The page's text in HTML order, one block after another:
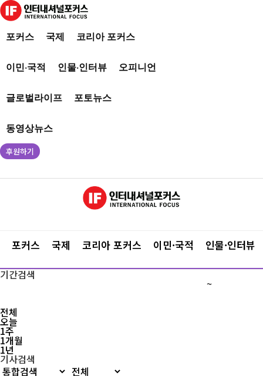
포커스 국제 코리아 포커스
이민·국적 인물·인터뷰 오피니언
글로벌라이프 포토뉴스
동영상뉴스
후원하기
포커스 국제 코리아 포커스 이민·국적 인물·인터뷰
기간검색
~
전체
오늘
1주
1개월
1년
기사검색